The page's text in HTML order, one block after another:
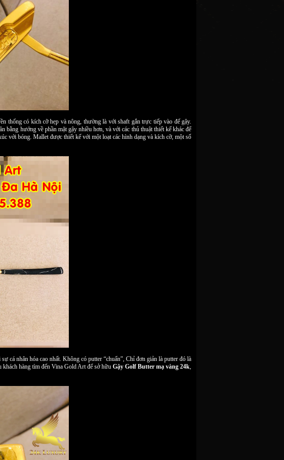
thống có kích cỡ hẹp và nông, thường là với shaft gắn trực tiếp vào đế gậy.
hướng về phần mặt gậy nhiều hơn, và với các thủ thuật thiết kế khác để
với bóng. Mallet được thiết kế với một loạt các hình dạng và kích cỡ, một số
cá nhân hóa cao nhất. Không có putter “chuẩn”, Chỉ đơn giản là putter đó là
khách hàng tìm đến Vina Gold Art để sở hữu Gậy Golf Butter mạ vàng 24k,